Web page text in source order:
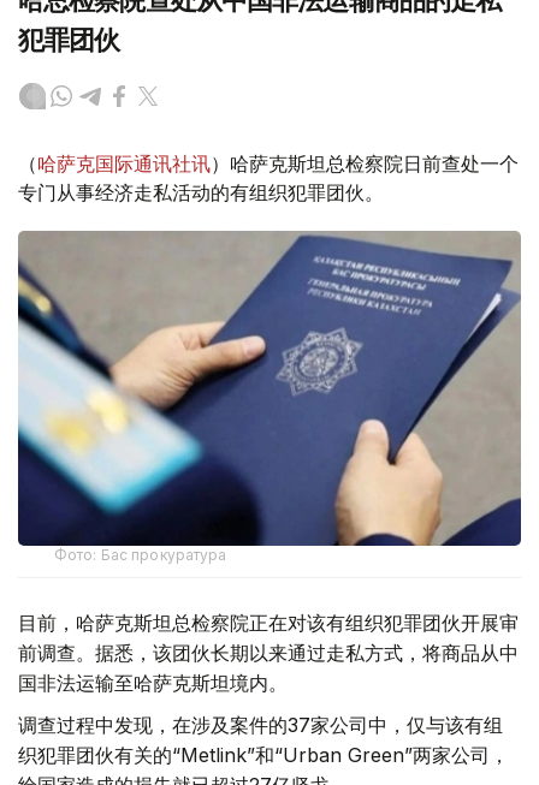
犯罪团伙
（哈萨克国际通讯社讯）哈萨克斯坦总检察院日前查处一个
专门从事经济走私活动的有组织犯罪团伙。
Фото: Бас прокуратура
目前，哈萨克斯坦总检察院正在对该有组织犯罪团伙开展审
前调查。据悉，该团伙长期以来通过走私方式，将商品从中
国非法运输至哈萨克斯坦境内。
调查过程中发现，在涉及案件的37家公司中，仅与该有组
织犯罪团伙有关的“Metlink”和“Urban Green”两家公司，